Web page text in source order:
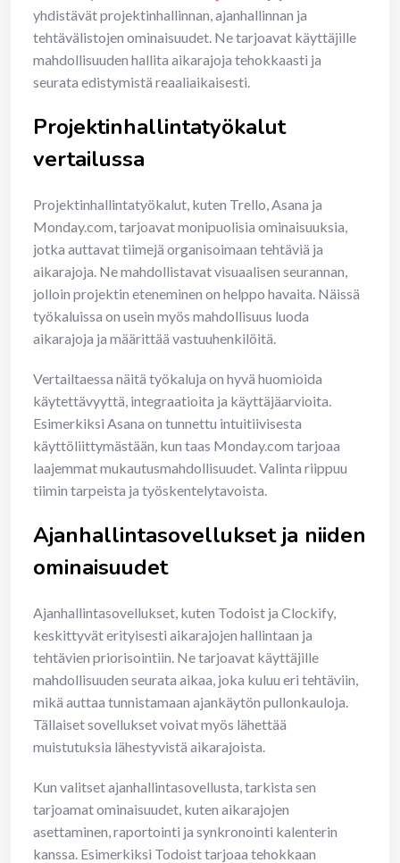
yhdistävät projektinhallinnan, ajanhallinnan ja
tehtävälistojen ominaisuudet. Ne tarjoavat käyttäjille
mahdollisuuden hallita aikarajoja tehokkaasti ja
seurata edistymistä reaaliaikaisesti.
Projektinhallintatyökalut
vertailussa
Projektinhallintatyökalut, kuten Trello, Asana ja
Monday.com, tarjoavat monipuolisia ominaisuuksia,
jotka auttavat tiimejä organisoimaan tehtäviä ja
aikarajoja. Ne mahdollistavat visuaalisen seurannan,
jolloin projektin eteneminen on helppo havaita. Näissä
työkaluissa on usein myös mahdollisuus luoda
aikarajoja ja määrittää vastuuhenkilöitä.
Vertailtaessa näitä työkaluja on hyvä huomioida
käytettävyyttä, integraatioita ja käyttäjäarvioita.
Esimerkiksi Asana on tunnettu intuitiivisesta
käyttöliittymästään, kun taas Monday.com tarjoaa
laajemmat mukautusmahdollisuudet. Valinta riippuu
tiimin tarpeista ja työskentelytavoista.
Ajanhallintasovellukset ja niiden
ominaisuudet
Ajanhallintasovellukset, kuten Todoist ja Clockify,
keskittyvät erityisesti aikarajojen hallintaan ja
tehtävien priorisointiin. Ne tarjoavat käyttäjille
mahdollisuuden seurata aikaa, joka kuluu eri tehtäviin,
mikä auttaa tunnistamaan ajankäytön pullonkauloja.
Tällaiset sovellukset voivat myös lähettää
muistutuksia lähestyvistä aikarajoista.
Kun valitset ajanhallintasovellusta, tarkista sen
tarjoamat ominaisuudet, kuten aikarajojen
asettaminen, raportointi ja synkronointi kalenterin
kanssa. Esimerkiksi Todoist tarjoaa tehokkaan